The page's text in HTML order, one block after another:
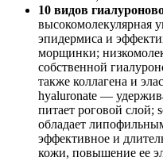
10 видов
высокомолекулярная
эпидермиса и
морщинки;
собственной
также коллагена и
hyaluronate —
питает роговой слой;
обладает
эффективное и
кожи, повышение ее